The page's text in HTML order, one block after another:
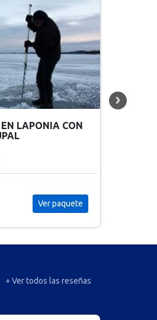
SALIDA
LUGARES*
Ver paquete
+ Ver todos las reseñas